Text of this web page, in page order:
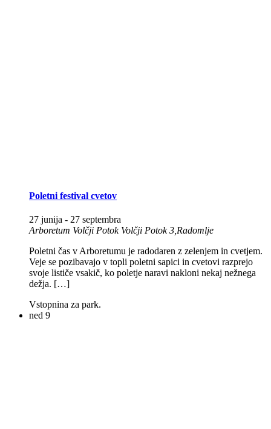
Poletni festival cvetov
27 junija - 27 septembra
Arboretum Volčji Potok Volčji Potok 3,Radomlje
Poletni čas v Arboretumu je radodaren z zelenjem in cvetjem.
Veje se pozibavajo v topli poletni sapici in cvetovi razprejo
svoje lističe vsakič, ko poletje naravi nakloni nekaj nežnega
dežja. […]
Vstopnina za park.
ned 9